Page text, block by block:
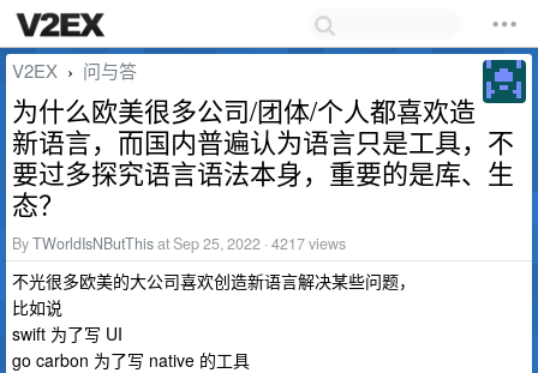
V2EX › 问与答
为什么欧美很多公司/团体/个人都喜欢造
新语言，而国内普遍认为语言只是工具，不
要过多探究语言语法本身，重要的是库、生
态？
ByTWorldIsNButThisat Sep 25, 2022 · 4217 views
不光很多欧美的大公司喜欢创造新语言解决某些问题，
比如说
swift 为了写 UI
go carbon 为了写 native 的工具